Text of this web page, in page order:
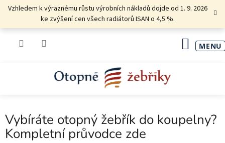
PřejítVzhledem k výraznému růstu výrobních nákladů dojde od 1. 9. 2026
ke zvýšení cen všech radiátorů ISAN o 4,5 %.
Vybíráte otopný žebřík do koupelny?
Kompletní průvodce zde